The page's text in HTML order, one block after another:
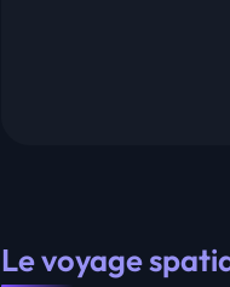
Le voyage